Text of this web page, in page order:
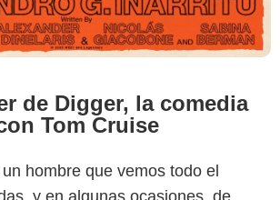
de Digger, la comedia
Tom Cruise
hombre que vemos todo el
y en algunas ocasiones, de